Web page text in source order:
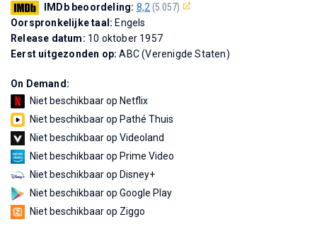
IMDb beoordeling: 8,2 (5.057)
Oorspronkelijke taal: Engels
Release datum: 10 oktober 1957
Eerst uitgezonden op:ABC (Verenigde Staten)
On Demand:
Niet beschikbaar op Netflix
Niet beschikbaar op Pathé Thuis
Niet beschikbaar op Videoland
Niet beschikbaar op Prime Video
Niet beschikbaar op Disney+
Niet beschikbaar op Google Play
Niet beschikbaar op Ziggo